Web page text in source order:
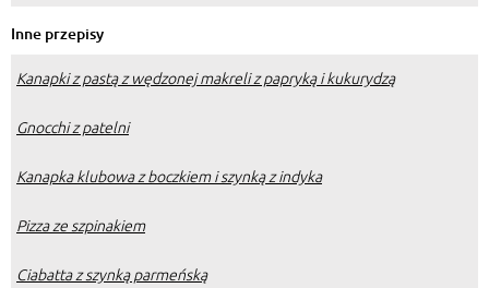
Inne przepisy
Kanapki z pastą z wędzonej makreli z papryką i kukurydzą
Gnocchi z patelni
Kanapka klubowa z boczkiem i szynką z indyka
Pizza ze szpinakiem
Ciabatta z szynką parmeńską